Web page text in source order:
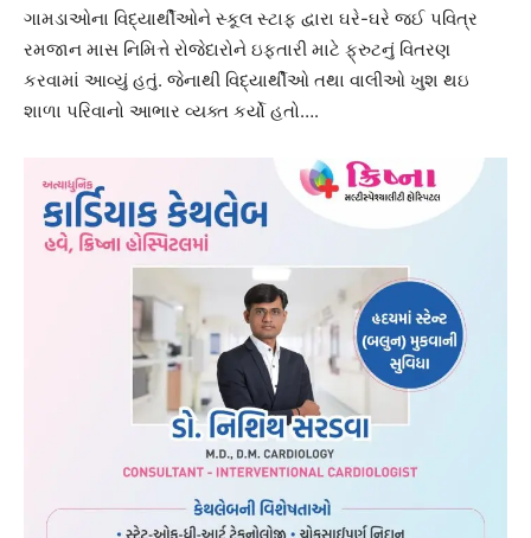
ગામડાઓના વિદ્યાર્થીઓને સ્કૂલ સ્ટાફ દ્વારા ઘરે-ઘરે જઈ પવિત્ર
રમજાન માસ નિમિત્તે રોજેદારોને ઇફતારી માટે ફ્રુટનું વિતરણ
કરવામાં આવ્યું હતું. જેનાથી વિદ્યાર્થીઓ તથા વાલીઓ ખુશ થઇ
શાળા પરિવાનો આભાર વ્યક્ત કર્યો હતો….